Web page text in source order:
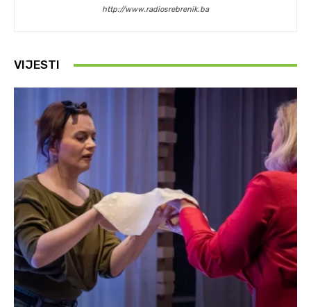
http://www.radiosrebrenik.ba
VIJESTI